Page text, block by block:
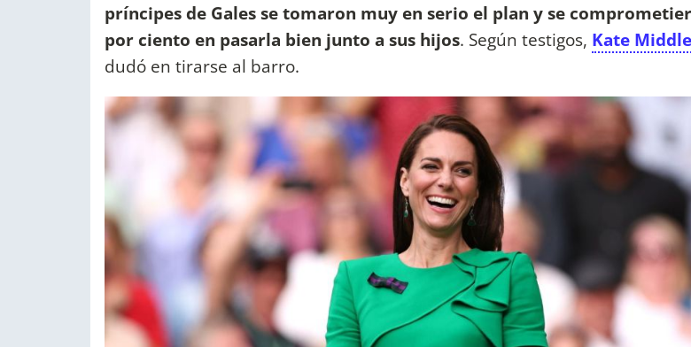
príncipes de Gales se tomaron muy en serio el plan y se
por ciento en pasarla bien junto a sus hijos. Según testigos, Kate
dudó en tirarse al barro.